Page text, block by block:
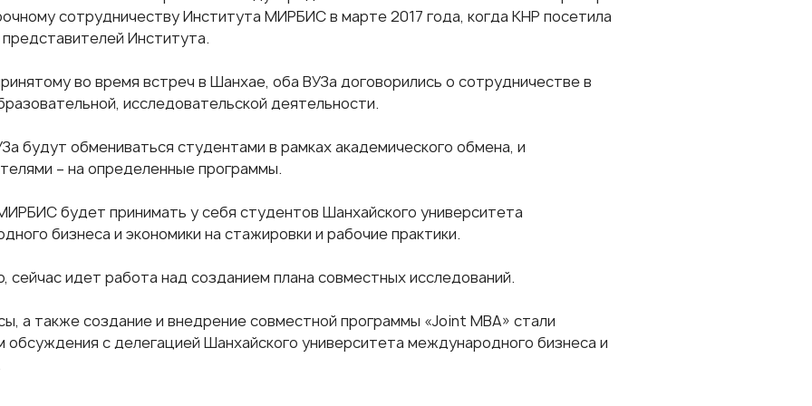
сотрудничеству Института МИРБИС в марте 2017 года, когда КНР посетила
Института.
во время встреч в Шанхае, оба ВУЗа договорились о сотрудничестве в
исследовательской деятельности.
будут обмениваться студентами в рамках академического обмена, и
– на определенные программы.
будет принимать у себя студентов Шанхайского университета
бизнеса и экономики на стажировки и рабочие практики.
сейчас идет работа над созданием плана совместных исследований.
а также создание и внедрение совместной программы «Joint MBA» стали
с делегацией Шанхайского университета международного бизнеса и